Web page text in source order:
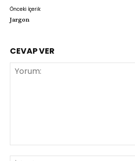
Önceki İçerik
Jargon
CEVAP VER